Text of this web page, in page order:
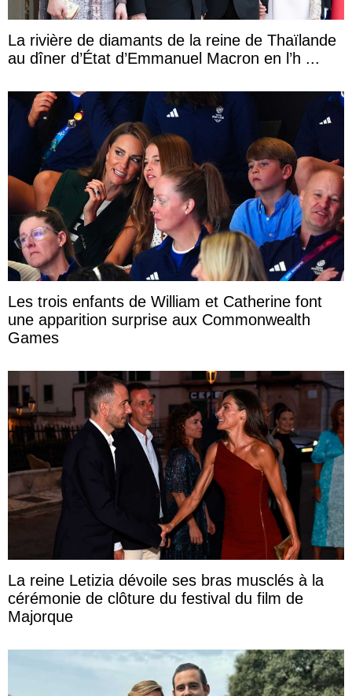
La rivière de diamants de la reine de Thaïlande
au dîner d’État d’Emmanuel Macron en l’h ...
Les trois enfants de William et Catherine font
une apparition surprise aux Commonwealth
Games
La reine Letizia dévoile ses bras musclés à la
cérémonie de clôture du festival du film de
Majorque